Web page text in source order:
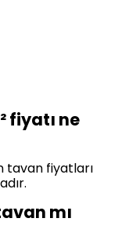
fiyatı ne
tavan fiyatları
mı